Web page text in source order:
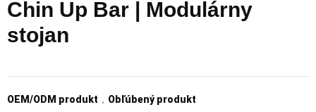
Chin Up Bar | Modulárny
stojan
OEM/ODM produkt ， Obľúbený produkt